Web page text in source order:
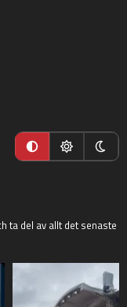
ta del av allt det senaste